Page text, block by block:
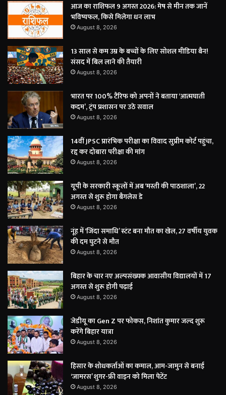
आज का राशिफल 9 अगस्त 2026: मेष से मीन तक जानें
भविष्यफल, किसे मिलेगा धन लाभ
August 8, 2026
13 साल से कम उम्र के बच्चों के लिए सोशल मीडिया बैन!
संसद में बिल लाने की तैयारी
August 8, 2026
भारत पर 100% टैरिफ को अपनों ने बताया ‘आत्मघाती
कदम’, ट्रंप प्रशासन पर उठे सवाल
August 8, 2026
14वीं JPSC प्रारंभिक परीक्षा का विवाद सुप्रीम कोर्ट पहुंचा,
रद्द कर दोबारा परीक्षा की मांग
August 8, 2026
यूपी के सरकारी स्कूलों में अब ‘मस्ती की पाठशाला’, 22
अगस्त से शुरू होगा बैगलेस डे
August 8, 2026
नूंह में ‘जिंदा समाधि’ स्टंट बना मौत का खेल, 27 वर्षीय युवक
की दम घुटने से मौत
August 8, 2026
बिहार के चार नए अल्पसंख्यक आवासीय विद्यालयों में 17
अगस्त से शुरू होगी पढ़ाई
August 8, 2026
जेडीयू का Gen Z पर फोकस, निशांत कुमार जल्द शुरू
करेंगे बिहार यात्रा
August 8, 2026
हिसार के शोधकर्ताओं का कमाल, आम-जामुन से बनाई
‘जामरस’ शुगर-फ्री वाइन को मिला पेटेंट
August 8, 2026